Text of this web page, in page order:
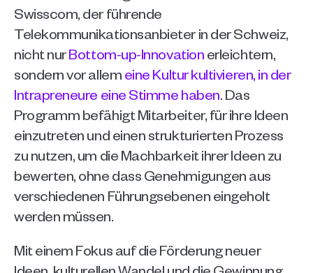
Swisscom, der führende
Telekommunikationsanbieter in der Schweiz,
nicht nur Bottom-up-Innovation erleichtern,
sondern vor allem eine Kultur kultivieren, in der
Intrapreneure eine Stimme haben. Das
Programm befähigt Mitarbeiter, für ihre Ideen
einzutreten und einen strukturierten Prozess
zu nutzen, um die Machbarkeit ihrer Ideen zu
bewerten, ohne dass Genehmigungen aus
verschiedenen Führungsebenen eingeholt
werden müssen.
Mit einem Fokus auf die Förderung neuer